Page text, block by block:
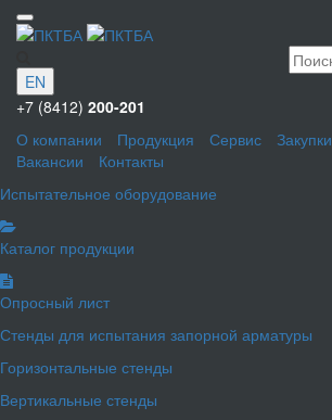
EN
+7 (8412) 200-201
О компании
Продукция Сервис Закупки
Вакансии
Контакты
Испытательное оборудование
Каталог продукции
Опросный лист
Стенды для испытания запорной арматуры
Горизонтальные стенды
Вертикальные стенды